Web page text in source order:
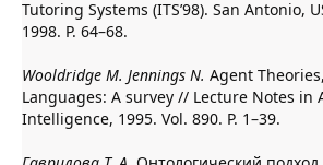
Tutoring Systems (ITS’98). San Antonio,
1998. P. 64–68.
Wooldridge M. Jennings N. Agent
Languages: A survey // Lecture Notes in
Intelligence, 1995. Vol. 890. P. 1–39.